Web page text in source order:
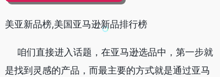
美亚新品榜,美国亚马逊新品排行榜
咱们直接进入话题，在亚马逊选品中，第一步就
是找到灵感的产品，而最主要的方式就是通过亚马